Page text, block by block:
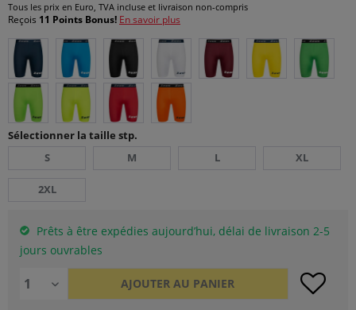
Tous les prix en Euro, TVA incluse et livraison non-compris
Reçois 11 Points Bonus! En savoir plus
Sélectionner la taille stp.
S
M L XL
2XL
Prêts à être expédies aujourd’hui, délai de livraison 2-5
jours ouvrables
AJOUTER AU PANIER